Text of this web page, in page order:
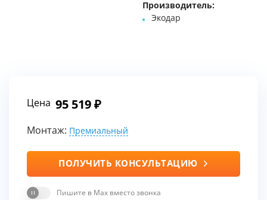
Производитель:
Экодар
Цена 95 519
Монтаж: Премиальный
ПОЛУЧИТЬ КОНСУЛЬТАЦИЮ
Пишите в Max вместо звонка